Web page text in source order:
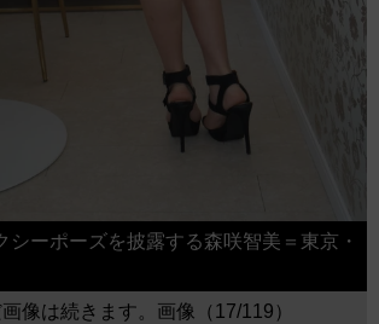
シーポーズを披露する森咲智美＝東京・
像は続きます。画像（17/119）